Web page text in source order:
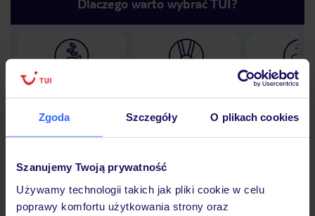
Zgoda Szczegóły O plikach cookies
Szanujemy Twoją prywatność
Używamy technologii takich jak pliki cookie w celu
poprawy komfortu użytkowania strony oraz
Lider niskich cen 30 lat w
Hotel